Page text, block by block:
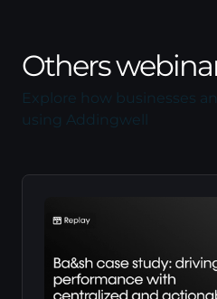
Others
Explore how businesses
using Addingwell